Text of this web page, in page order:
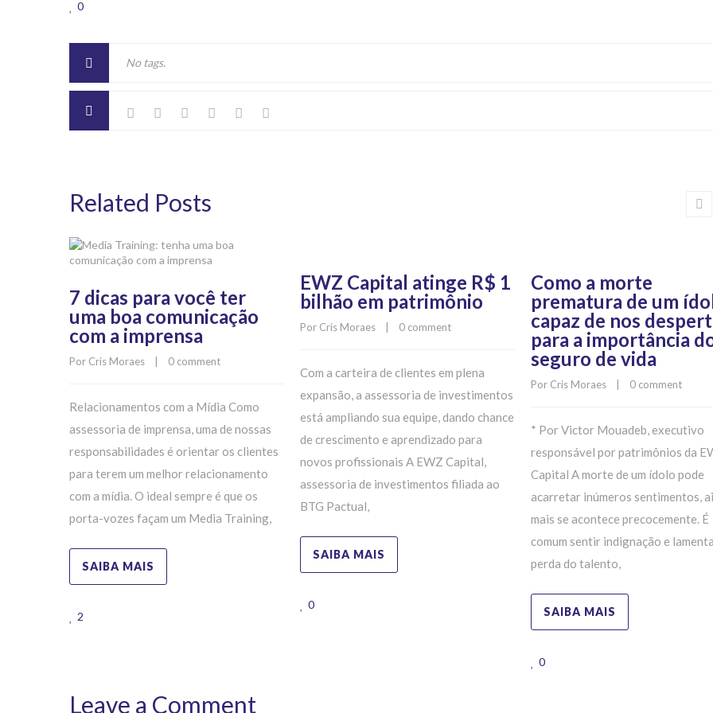
0
No tags.
Related Posts
7 dicas para você ter
uma boa comunicação
com a imprensa
Por Cris Moraes 0 comment
Relacionamentos com a Mídia Como
assessoria de imprensa, uma de nossas
responsabilidades é orientar os clientes
para terem um melhor relacionamento
com a mídia. O ideal sempre é que os
porta-vozes façam um Media Training,
SAIBA MAIS
2
EWZ Capital atinge R$ 1
bilhão em patrimônio
Por Cris Moraes 0 comment
Com a carteira de clientes em plena
expansão, a assessoria de investimentos
está ampliando sua equipe, dando chance
de crescimento e aprendizado para
novos profissionais A EWZ Capital,
assessoria de investimentos filiada ao
BTG Pactual,
SAIBA MAIS
0
Como a morte
prematura de um
capaz de nos
para a importância
seguro de vida
Por Cris Moraes 0 comment
* Por Victor Mouadeb, executivo
responsável por patrimônios da
Capital A morte de um ídolo pode
acarretar inúmeros sentimentos,
mais se acontece precocemente. É
comum sentir indignação e
perda do talento,
SAIBA MAIS
0
Leave a Comment